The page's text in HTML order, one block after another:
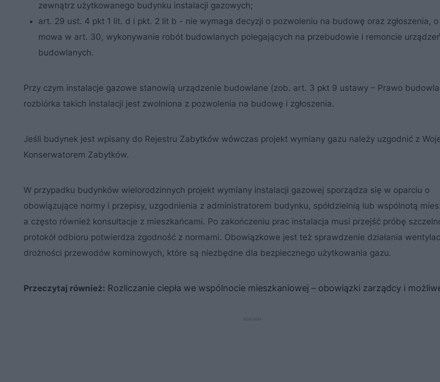
zewnątrz użytkowanego budynku instalacji gazowych;
art. 29 ust. 4 pkt 1 lit. d i pkt. 2 lit b - nie wymaga decyzji o pozwoleniu na budowę oraz zgłoszenia,
mowa w art. 30, wykonywanie robót budowlanych polegających na przebudowie i remoncie
budowlanych.
Przy czym instalacje gazowe stanowią urządzenie budowlane (zob. art. 3 pkt 9 ustawy – Prawo
rozbiórka takich instalacji jest zwolniona z pozwolenia na budowę i zgłoszenia.
Jeśli budynek jest wpisany do Rejestru Zabytków wówczas projekt wymiany gazu należy uzgodnić z
Konserwatorem Zabytków.
W przypadku budynków wielorodzinnych projekt wymiany instalacji gazowej sporządza się w oparciu o
obowiązujące normy i przepisy, uzgodnienia z administratorem budynku, spółdzielnią lub wspólnotą
a często również konsultacje z mieszkańcami. Po zakończeniu prac instalacja musi przejść próbę
protokół odbioru potwierdza zgodność z normami. Obowiązkowe jest też sprawdzenie działania
drożności przewodów kominowych, które są niezbędne dla bezpiecznego użytkowania gazu.
Przeczytaj również: Rozliczanie ciepła we wspólnocie mieszkaniowej – obowiązki zarządcy i